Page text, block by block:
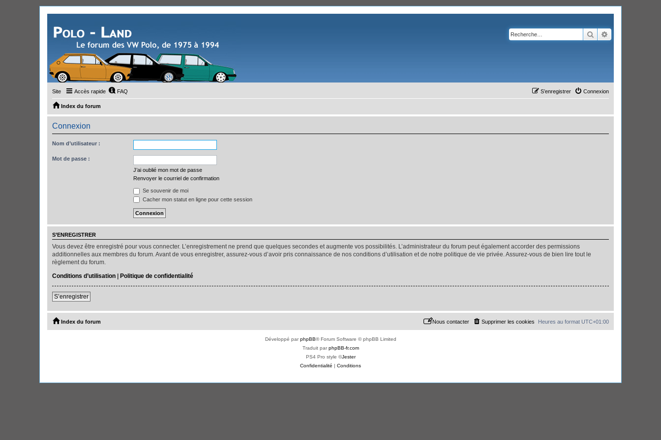
Rechercher
Site Accès rapide FAQ Connexion
S’enregistrer
Index du forum
Connexion
Nom d’utilisateur :
Mot de passe :
J’ai oublié mon mot de passe
Renvoyer le courriel de confirmation
Se souvenir de moi
Cacher mon statut en ligne pour cette session
S’ENREGISTRER
Vous devez être enregistré pour vous connecter. L’enregistrement ne prend que quelques secondes et augmente vos possibilités. L’administrateur du forum peut également accorder des permissions
additionnelles aux membres du forum. Avant de vous enregistrer, assurez-vous d’avoir pris connaissance de nos conditions d’utilisation et de notre politique de vie privée. Assurez-vous de bien lire tout le
règlement du forum.
Conditions d’utilisation | Politique de confidentialité
S’enregistrer
Index du forum Heures au format UTC+01:00
Supprimer les cookies
Nous contacter
Développé parphpBB® Forum Software © phpBB Limited
Traduit parphpBB-fr.com
PS4 Pro style ©Jester
Confidentialité | Conditions